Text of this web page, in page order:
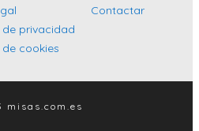
de privacidad
cookies
Contactar
misas.com.es